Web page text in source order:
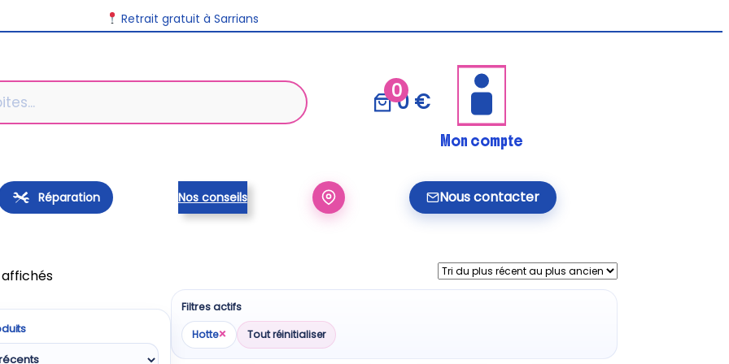
Retrait gratuit à Sarrians
00 €
Mon compte
Réparation Nous contacter
Nos conseils
Trié
plus
Filtres actifs
Hotte× Tout réinitialiser